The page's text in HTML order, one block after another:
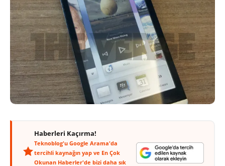
Haberleri Kaçırma!
Teknoblog'u Google Arama'da
tercihli kaynağın yap ve En Çok
Okunan Haberler'de bizi daha sık